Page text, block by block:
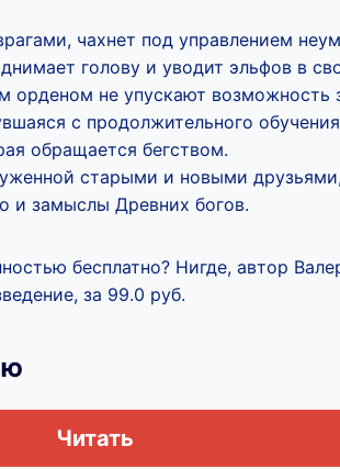
чахнет под управлением
голову и уводит эльфов в
орденом не упускают возможность
с продолжительного
обращается бегством.
старыми и новыми
и замыслы Древних богов.
бесплатно? Нигде, автор
за 99.0 руб.
Читать